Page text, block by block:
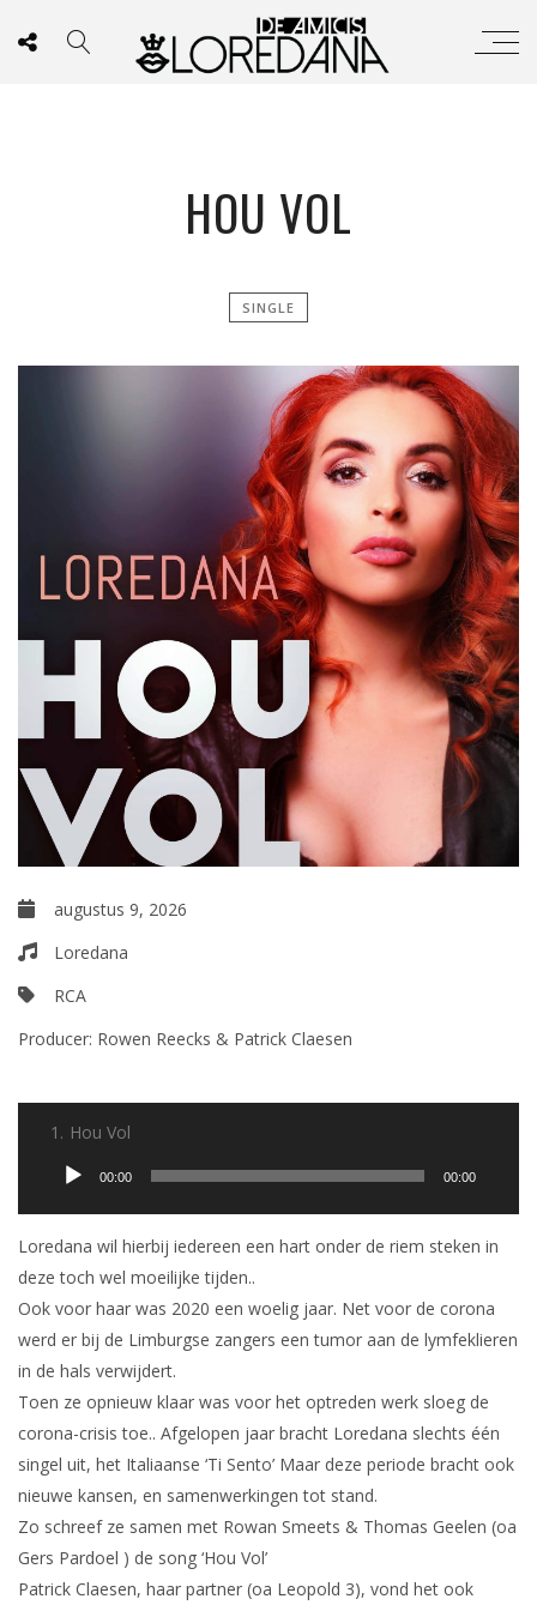
HOU VOL
SINGLE
augustus 9, 2026
Loredana
RCA
Producer: Rowen Reecks & Patrick Claesen
1. Hou Vol
Audiospeler
00:00 00:00
Loredana wil hierbij iedereen een hart onder de riem steken in
deze toch wel moeilijke tijden..
Ook voor haar was 2020 een woelig jaar. Net voor de corona
werd er bij de Limburgse zangers een tumor aan de lymfeklieren
in de hals verwijdert.
Toen ze opnieuw klaar was voor het optreden werk sloeg de
corona-crisis toe.. Afgelopen jaar bracht Loredana slechts één
singel uit, het Italiaanse ‘Ti Sento’ Maar deze periode bracht ook
nieuwe kansen, en samenwerkingen tot stand.
Zo schreef ze samen met Rowan Smeets & Thomas Geelen (oa
Gers Pardoel ) de song ‘Hou Vol’
Patrick Claesen, haar partner (oa Leopold 3), vond het ook